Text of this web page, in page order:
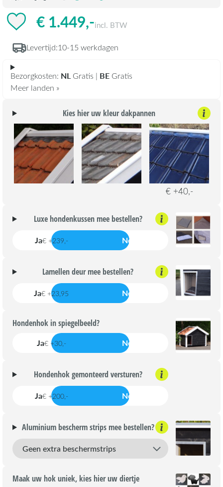
€ 1.449,-incl. BTW
Levertijd:10-15 werkdagen
Bezorgkosten: NL Gratis | BE Gratis
Meer landen »
Kies hier uw kleur dakpannen
€ +40,-
Luxe hondenkussen mee bestellen?
Ja€ +239,- Nee
Lamellen deur mee bestellen?
Ja€ +23,95 Nee
Hondenhok in spiegelbeeld?
Ja€ +30,- Nee
Hondenhok gemonteerd versturen?
Ja€ +200,- Nee
Aluminium bescherm strips mee bestellen?
Maak uw hok uniek, kies hier uw diertje